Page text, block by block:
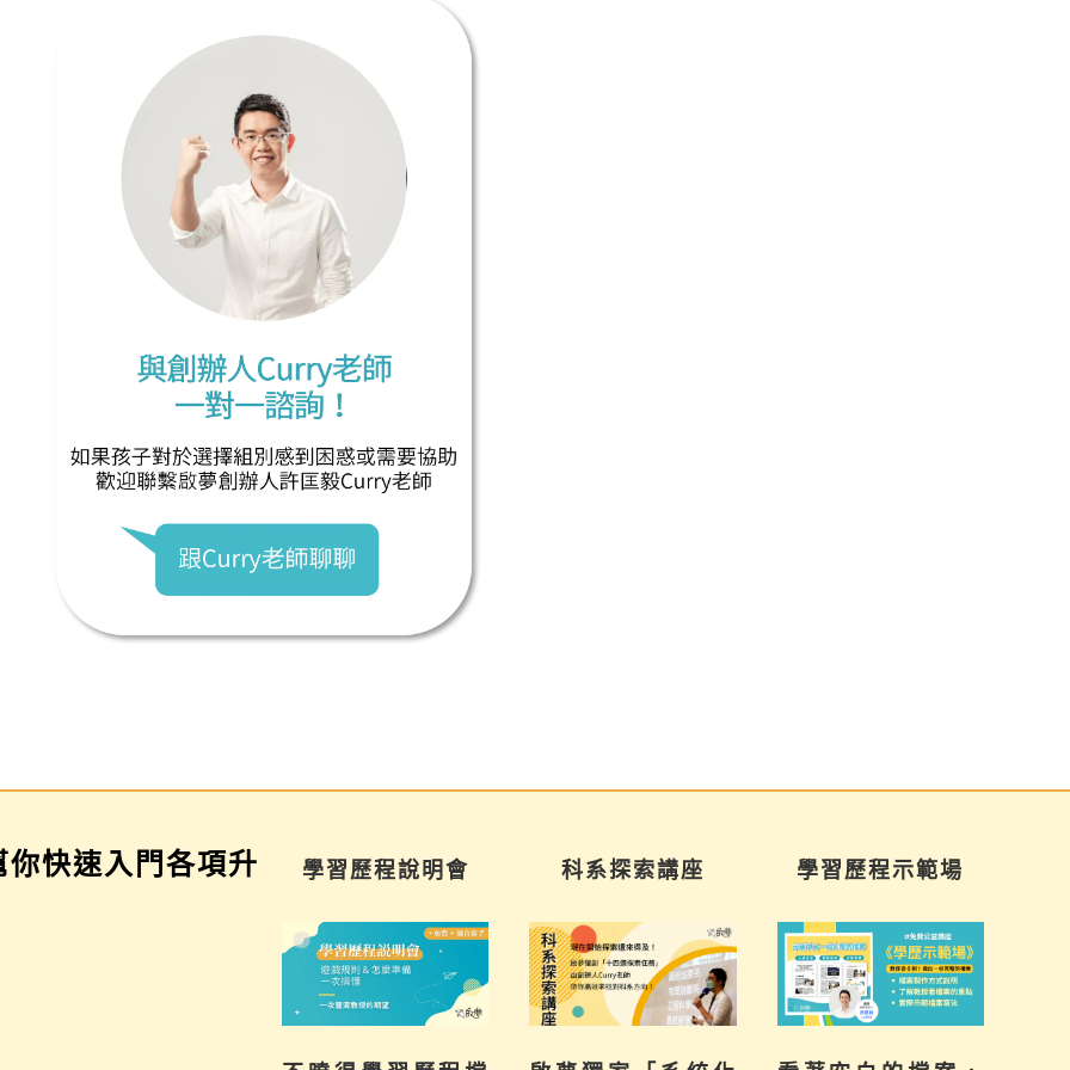
快速入門各項升
學習歷程說明會 科系探索講座 學習歷程示範場 三年佈局講座